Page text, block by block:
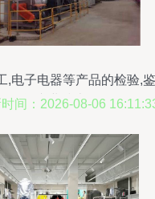
,电子电器等产品的检验,
等专业技术服务
间：2026-08-06